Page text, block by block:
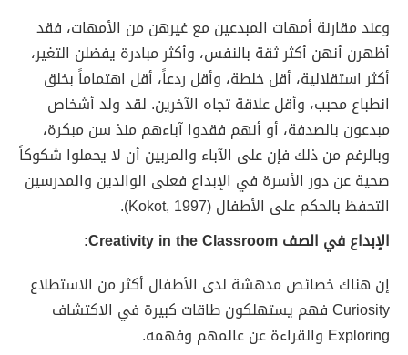
وعند مقارنة أمهات المبدعين مع غيرهن من الأمهات، فقد
أظهرن أنهن أكثر ثقة بالنفس، وأكثر مبادرة يفضلن التغير،
أكثر استقلالية، أقل خلطة، وأقل ردعاً، أقل اهتماماً بخلق
انطباع محبب، وأقل علاقة تجاه الآخرين. لقد ولد أشخاص
مبدعون بالصدفة، أو أنهم فقدوا آباءهم منذ سن مبكرة،
وبالرغم من ذلك فإن على الآباء والمربين أن لا يحملوا شكوكاً
صحية عن دور الأسرة في الإبداع فعلى الوالدين والمدرسين
التحفظ بالحكم على الأطفال (Kokot, 1997).
الإبداع في الصف Creativity in the Classroom:
إن هناك خصائص مدهشة لدى الأطفال أكثر من الاستطلاع
Curiosity فهم يستهلكون طاقات كبيرة في الاكتشاف
Exploring والقراءة عن عالمهم وفهمه.